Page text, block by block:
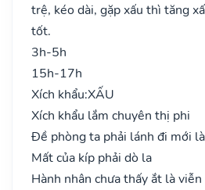
trệ, kéo dài, gặp xấu thì tăng
tốt.
3h-5h
15h-17h
Xích khẩu:XẤU
Xích khẩu lắm chuyên thị phi
Đề phòng ta phải lánh đi mới là
Mất của kíp phải dò la
Hành nhân chưa thấy ắt là viễn